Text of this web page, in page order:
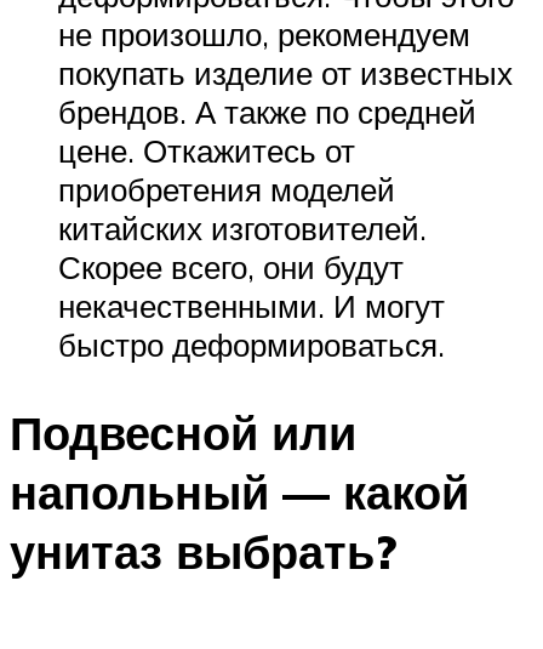
не произошло, рекомендуем
покупать изделие от известных
брендов. А также по средней
цене. Откажитесь от
приобретения моделей
китайских изготовителей.
Скорее всего, они будут
некачественными. И могут
быстро деформироваться.
Подвесной или
напольный — какой
унитаз выбрать?